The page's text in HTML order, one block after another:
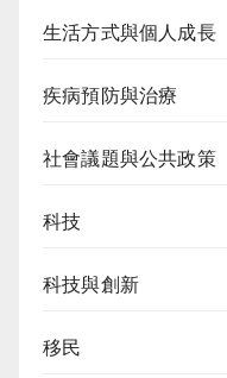
生活方式與個人成長
疾病預防與治療
社會議題與公共政策
科技
科技與創新
移民